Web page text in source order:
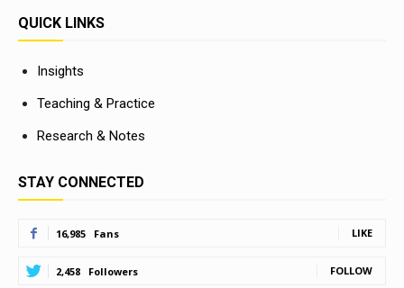
QUICK LINKS
Insights
Teaching & Practice
Research & Notes
STAY CONNECTED
16,985 Fans LIKE
2,458 Followers FOLLOW